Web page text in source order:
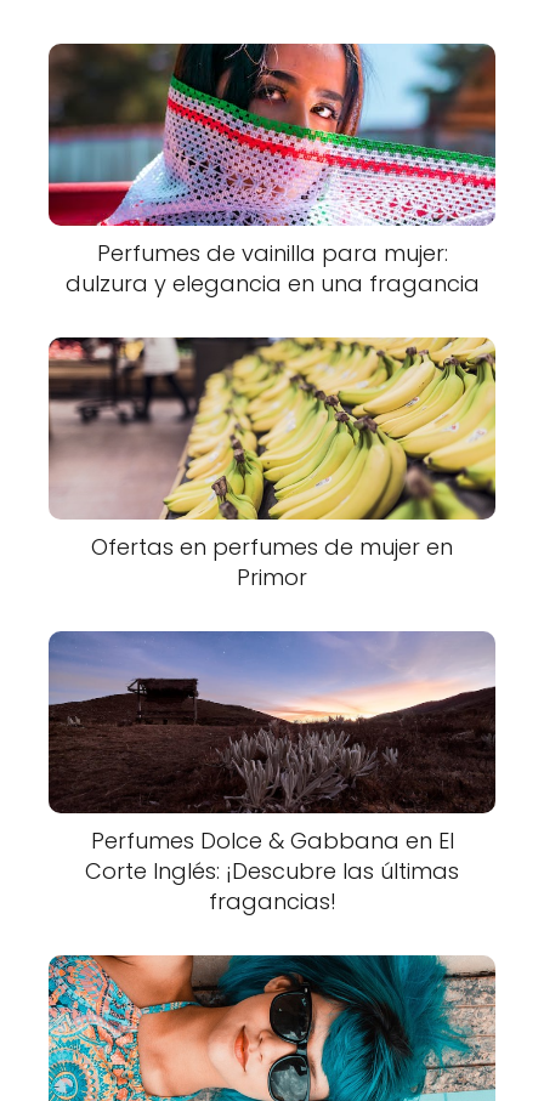
Perfumes de vainilla para mujer:
dulzura y elegancia en una fragancia
Ofertas en perfumes de mujer en
Primor
Perfumes Dolce & Gabbana en El
Corte Inglés: ¡Descubre las últimas
fragancias!